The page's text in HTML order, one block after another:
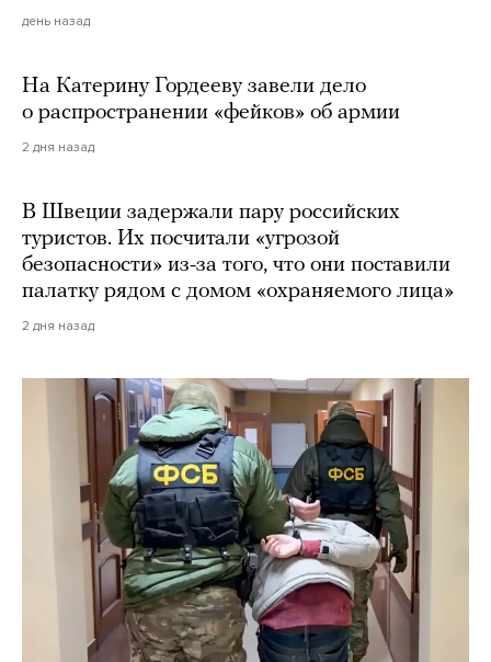
день назад
На Катерину Гордееву завели дело
о распространении «фейков» об армии
2 дня назад
В Швеции задержали пару российских
туристов. Их посчитали «угрозой
безопасности» из-за того, что они поставили
палатку рядом с домом «охраняемого лица»
2 дня назад